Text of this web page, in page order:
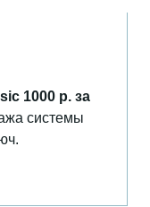
1000 р. за
системы